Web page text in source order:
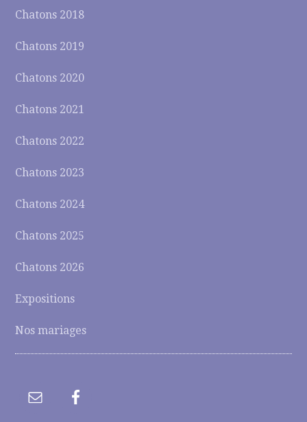
Chatons 2018
Chatons 2019
Chatons 2020
Chatons 2021
Chatons 2022
Chatons 2023
Chatons 2024
Chatons 2025
Chatons 2026
Expositions
Nos mariages